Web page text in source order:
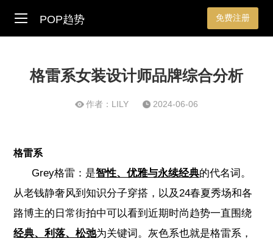
POP趋势 免费注册
格雷系女装设计师品牌综合分析
作者：LILY 2024-06-06
格雷系
Grey格雷：是智性、优雅与永续经典的代名词。
从老钱静奢风到知识分子穿搭，以及24春夏秀场和各
路博主的日常街拍中可以看到近期时尚趋势一直围绕
经典、利落、松弛为关键词。灰色系也就是格雷系，